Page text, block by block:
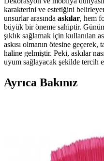
karakterini ve estetiğini
unsurlar arasında askılar, hem
büyük bir öneme sahiptir.
şıklık sağlamak için kullanılan
askısı olmanın ötesine geçerek,
haline gelmiştir. Peki, askılar
uyum sağlayacak şekilde tercih
Ayrıca Bakınız
Yurt odalarında sınırlı alan ve
yaratmak için bitkiler, yapışkan